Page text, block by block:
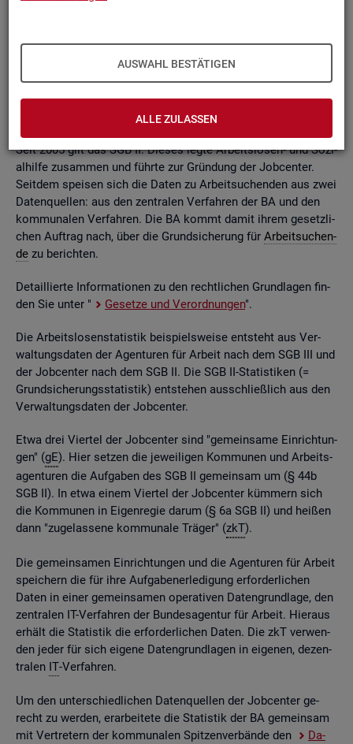
AUSWAHL BESTÄTIGEN
ALLE ZULASSEN
Grund­la­ge kön­nen Be­stän­de, Zu- und Ab­gän­ge,Dau­ern, Leis­
tungs­hö­hen und viele an­de­re sta­tis­ti­sche Mess­grö­ßen er­mit­
telt wer­den. Die Werte lie­gen re­gio­nal tief ge­glie­dert und
nach viel­fäl­ti­gen so­zio­de­mo­gra­fi­schen und er­werbs­bio­gra­fi­
Seit 2005 gilt das SGB II. Die­ses legte Ar­beits­lo­sen- und So­zi­
al­hil­fe zu­sam­men und führ­te zur Grün­dung der Job­cen­ter.
Seit­dem spei­sen sich die Daten zu Ar­beit­su­chen­den aus zwei
Da­ten­quel­len: aus den zen­tra­len Ver­fah­ren der BA und den
kom­mu­na­len Ver­fah­ren. Die BA kommt damit ihrem ge­setz­li­
chen Auf­trag nach, über die Grund­si­che­rung für Ar­beit­su­chen­
de zu be­rich­ten.
De­tail­lier­te In­for­ma­tio­nen zu den recht­li­chen Grund­la­gen fin­
den Sie unter "
Ge­set­ze und Ver­ord­nun­gen".
Die Ar­beits­lo­sen­sta­tis­tik bei­spiels­wei­se ent­steht aus Ver­
wal­tungs­da­ten der Agen­tu­ren für Ar­beit nach dem SGB III und
der Job­cen­ter nach dem SGB II. Die SGB II-Sta­tis­ti­ken (=
Grund­si­che­rungs­sta­tis­tik) ent­ste­hen aus­schlie­ß­lich aus den
Ver­wal­tungs­da­ten der Job­cen­ter.
Etwa drei Vier­tel der Job­cen­ter sind "ge­mein­sa­me Ein­rich­tun­
gen" (gE). Hier set­zen die je­wei­li­gen Kom­mu­nen und Ar­beits­
agen­tu­ren die Auf­ga­ben des SGB II ge­mein­sam um (§ 44b
SGB II). In etwa einem Vier­tel der Job­cen­ter küm­mern sich
die Kom­mu­nen in Ei­gen­re­gie darum (§ 6a SGB II) und hei­ßen
dann "zu­ge­las­se­ne kom­mu­na­le Trä­ger" (zkT).
Die ge­mein­sa­men Ein­rich­tun­gen und die Agen­tu­ren für Ar­beit
spei­chern die für ihre Auf­ga­ben­er­le­di­gung er­for­der­li­chen
Daten in einer ge­mein­sa­men ope­ra­ti­ven Da­ten­grund­la­ge, den
zen­tra­len IT-Ver­fah­ren der Bun­des­agen­tur für Ar­beit. Hier­aus
er­hält die Sta­tis­tik die er­for­der­li­chen Daten. Die zkT ver­wen­
den jeder für sich ei­ge­ne Da­ten­grund­la­gen in ei­ge­nen, de­zen­
tra­len IT-Ver­fah­ren.
Um den un­ter­schied­li­chen Da­ten­quel­len der Job­cen­ter ge­
recht zu wer­den, er­ar­bei­te­te die Sta­tis­tik der BA ge­mein­sam
mit Ver­tre­tern der kom­mu­na­len Spit­zen­ver­bän­de den
Da­